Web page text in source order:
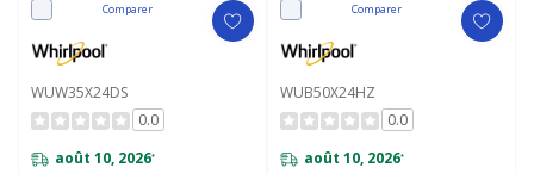
Comparer
WUW35X24DS
0.0
août 10, 2026*
Comparer
WUB50X24HZ
0.0
août 10, 2026*